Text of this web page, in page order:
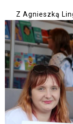
Z Agnieszką